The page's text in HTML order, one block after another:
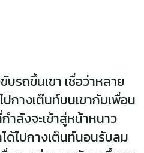
รถขึ้นเขา เชื่อว่าหลาย
กางเต๊นท์บนเขากับเพื่อน
ลังจะเข้าสู่หน้าหนาว
ด้ไปกางเต๊นท์นอนรับลม